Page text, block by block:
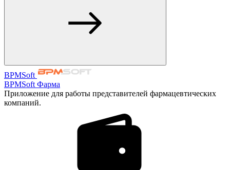
BPMSoft
BPMSoft Фарма
Приложение для работы представителей фармацевтических
компаний.